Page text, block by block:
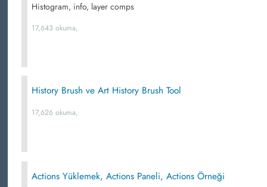
Histogram, info, layer comps
17,643 okuma,
History Brush ve Art History Brush Tool
17,626 okuma,
Actions Yüklemek, Actions Paneli, Actions Örneği